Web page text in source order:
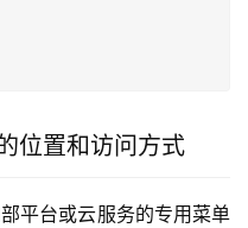
位置和访问方式
平台或云服务的专用菜单